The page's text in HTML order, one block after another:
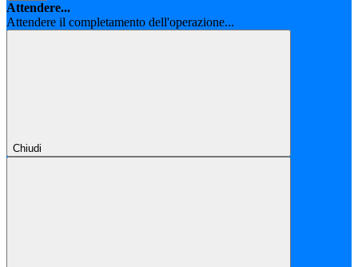
Attendere...
Attendere il completamento dell'operazione...
Chiudi